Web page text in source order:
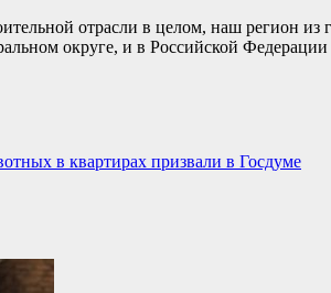
отрасли в целом, наш регион из
округе, и в Российской
в квартирах призвали в Госдуме